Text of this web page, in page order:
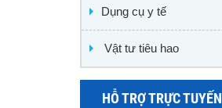
Dụng cụ y tế
Vật tư tiêu hao
HỖ TRỢ TRỰC TUYẾN